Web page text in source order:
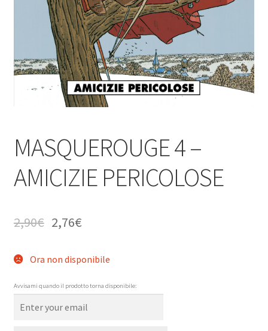
MASQUEROUGE 4 –
AMICIZIE PERICOLOSE
2,90€ 2,76€
Ora non disponibile
Avvisami quando il prodotto torna disponibile: